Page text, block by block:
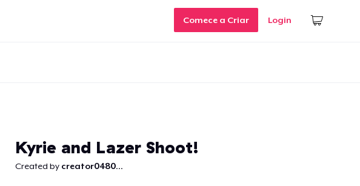
Comece a Criar Login
Kyrie and Lazer Shoot!
Created by creator0480...